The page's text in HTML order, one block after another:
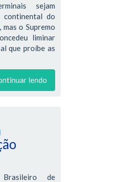
sejam
do
o Supremo
liminar
que proíbe as
lendo
de